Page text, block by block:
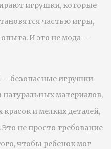
игрушки, которые
частью игры,
И это не мода —
— безопасные игрушки
материалов,
и мелких деталей,
. Это не просто требование
чтобы ребенок мог